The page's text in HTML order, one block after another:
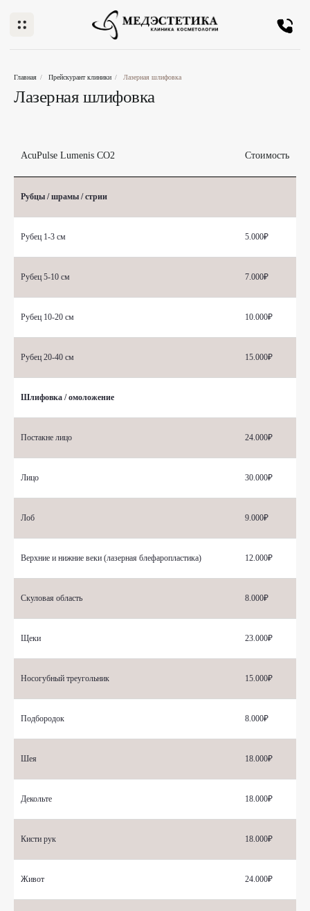
Главная / Прейскурант клиники / Лазерная шлифовка
Лазерная шлифовка
AcuPulse Lumenis СО2 Стоимость
Рубцы / шрамы / стрии
Рубец 1-3 см 5.000₽
Рубец 5-10 см 7.000₽
Рубец 10-20 см 10.000₽
Рубец 20-40 см 15.000₽
Шлифовка / омоложение
Постакне лицо 24.000₽
Лицо 30.000₽
Лоб 9.000₽
Верхние и нижние веки (лазерная блефаропластика) 12.000₽
Скуловая область 8.000₽
Щеки 23.000₽
Носогубный треугольник 15.000₽
Подбородок 8.000₽
Шея 18.000₽
Декольте 18.000₽
Кисти рук 18.000₽
Живот 24.000₽
Получите консультацию